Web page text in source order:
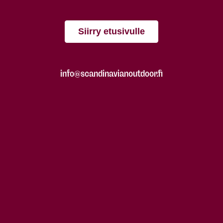
Siirry etusivulle
info@scandinavianoutdoor.fi